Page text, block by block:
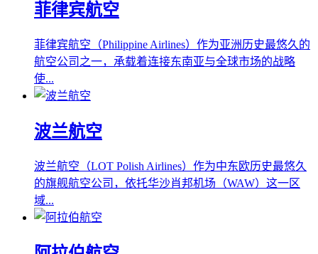
菲律宾航空
菲律宾航空（Philippine Airlines）作为亚洲历史最悠久的
航空公司之一，承载着连接东南亚与全球市场的战略
使...
波兰航空
波兰航空（LOT Polish Airlines）作为中东欧历史最悠久
的旗舰航空公司，依托华沙肖邦机场（WAW）这一区
域...